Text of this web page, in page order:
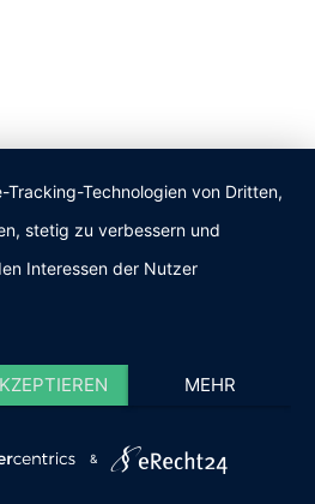
Tracking-Technologien von Dritten,
stetig zu verbessern und
Interessen der Nutzer
MEHR
&